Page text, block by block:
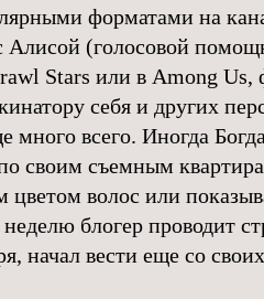
форматами на
Алисой (голосовой
Stars или в Among Us,
себя и других
много всего. Иногда
своим съемным
цветом волос или
блогер проводит
начал вести еще со